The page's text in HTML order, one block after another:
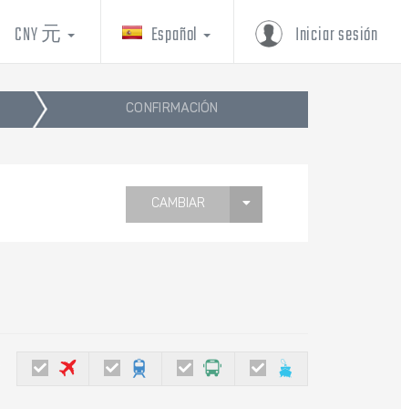
Iniciar sesión
Español
CNY 元
CONFIRMACIÓN
CAMBIAR